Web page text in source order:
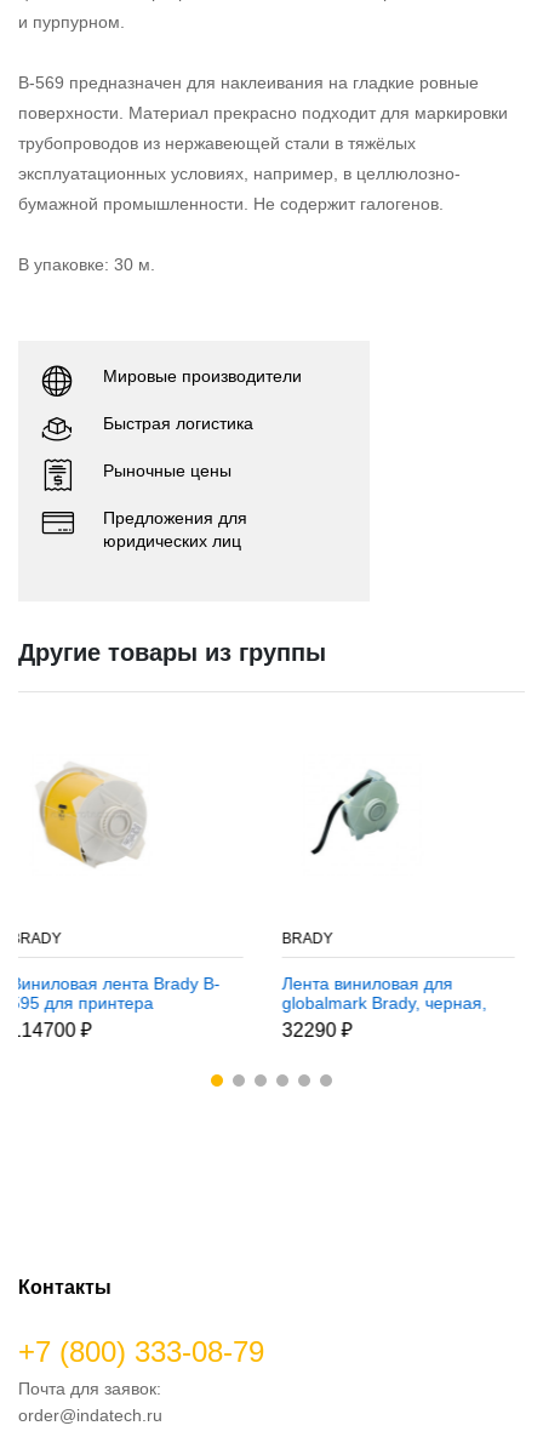
и пурпурном.
B-569 предназначен для наклеивания на гладкие ровные
поверхности. Материал прекрасно подходит для маркировки
трубопроводов из нержавеющей стали в тяжёлых
эксплуатационных условиях, например, в целлюлозно-
бумажной промышленности. Не содержит галогенов.
В упаковке: 30 м.
Мировые производители
Быстрая логистика
Рыночные цены
Предложения для
юридических лиц
Другие товары из группы
Brady B-
100
Лента виниловая для
globalmark Brady, черная,
13x30000 мм, b-595 / B-595
Виниловая
595 для
Контакты
+7 (800) 333-08-79
Почта для заявок:
order@indatech.ru